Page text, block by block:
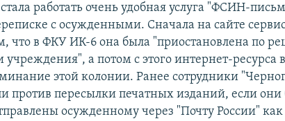
работать очень удобная услуга "ФСИН-
с осужденными. Сначала на сайте
что в ФКУ ИК-6 она была "приостановлена по
а потом с этого интернет-ресурса
этой колонии. Ранее сотрудники
против пересылки печатных изданий, если
осужденному через "Почту России"